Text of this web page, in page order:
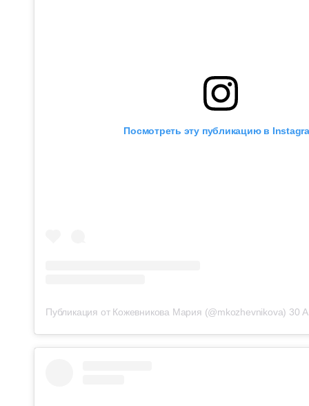
Посмотреть эту публикацию в
Публикация от Кожевникова Мария (@mkozhevnikova) 30